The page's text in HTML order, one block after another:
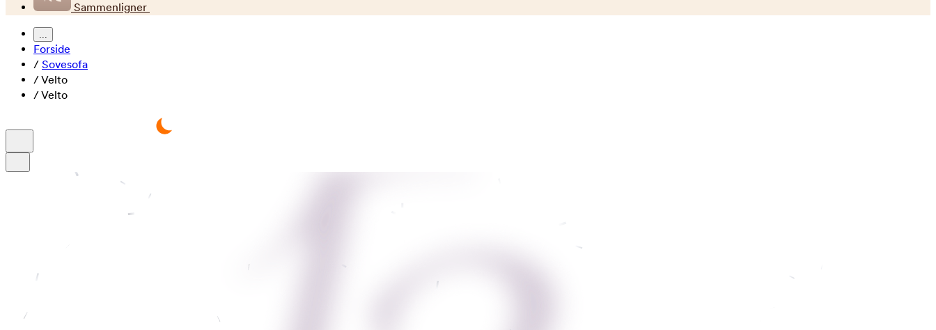
Sammenligner
...
Forside
/ Sovesofa
/Velto
/Velto